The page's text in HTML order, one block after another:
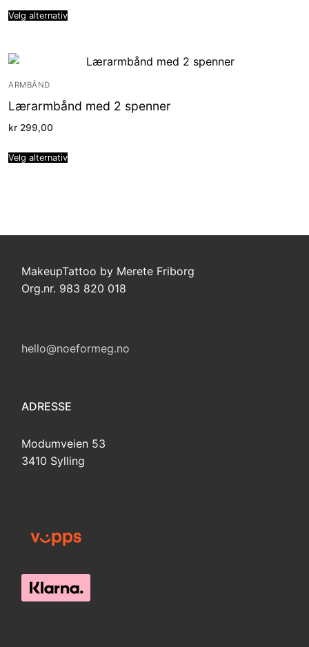
Velg alternativ
ARMBÅND
Lærarmbånd med 2 spenner
kr 299,00
Velg alternativ
MakeupTattoo by Merete Friborg
Org.nr. 983 820 018
hello@noeformeg.no
ADRESSE
Modumveien 53
3410 Sylling